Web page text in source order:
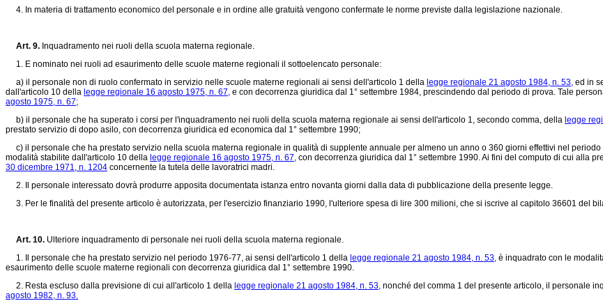
4. In materia di trattamento economico del personale e in ordine alle gratuità vengono confermate le norme previste dalla legislazione nazionale.
Art. 9. Inquadramento nei ruoli della scuola materna regionale.
1. E nominato nei ruoli ad esaurimento delle scuole materne regionali il sottoelencato personale:
a) il personale non di ruolo confermato in servizio nelle scuole materne regionali ai sensi dell'articolo 1 della legge regionale 21 agosto 1984, n. 53, ed in
dall'articolo 10 della legge regionale 16 agosto 1975, n. 67, e con decorrenza giuridica dal 1° settembre 1984, prescindendo dal periodo di prova. Tale
agosto 1975, n. 67;
b) il personale che ha superato i corsi per l'inquadramento nei ruoli della scuola materna regionale ai sensi dell'articolo 1, secondo comma, della legge
prestato servizio di dopo asilo, con decorrenza giuridica ed economica dal 1° settembre 1990;
c) il personale che ha prestato servizio nella scuola materna regionale in qualità di supplente annuale per almeno un anno o 360 giorni effettivi nel
modalità stabilite dall'articolo 10 della legge regionale 16 agosto 1975, n. 67, con decorrenza giuridica dal 1° settembre 1990. Ai fini del computo di cui alla
30 dicembre 1971, n. 1204 concernente la tutela delle lavoratrici madri.
2. Il personale interessato dovrà produrre apposita documentata istanza entro novanta giorni dalla data di pubblicazione della presente legge.
3. Per le finalità del presente articolo è autorizzata, per l'esercizio finanziario 1990, l'ulteriore spesa di lire 300 milioni, che si iscrive al capitolo 36601 del
Art. 10. Ulteriore inquadramento di personale nei ruoli della scuola materna regionale.
1. Il personale che ha prestato servizio nel periodo 1976-77, ai sensi dell'articolo 1 della legge regionale 21 agosto 1984, n. 53, è inquadrato con le
esaurimento delle scuole materne regionali con decorrenza giuridica dal 1° settembre 1990.
2. Resta escluso dalla previsione di cui all'articolo 1 della legge regionale 21 agosto 1984, n. 53, nonché del comma 1 del presente articolo, il personale
agosto 1982, n. 93.